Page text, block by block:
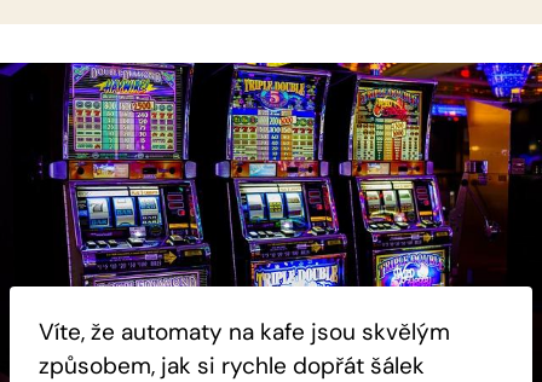
Víte, že ⁣automaty⁣ na kafe jsou skvělým
způsobem, jak si rychle dopřát šálek⁢